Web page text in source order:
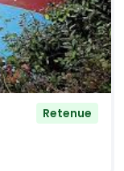
Retenue